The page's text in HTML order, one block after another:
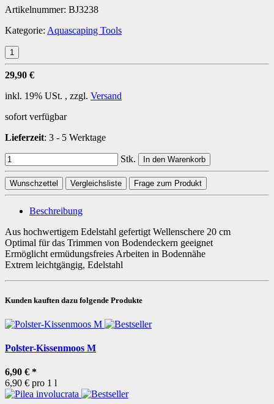
Artikelnummer: BJ3238
Kategorie: Aquascaping Tools
29,90 €
inkl. 19% USt. , zzgl. Versand
sofort verfügbar
Lieferzeit: 3 - 5 Werktage
Stk. In den Warenkorb
Wunschzettel Vergleichsliste Frage zum Produkt
Beschreibung
Aus hochwertigem Edelstahl gefertigt Wellenschere 20 cm
Optimal für das Trimmen von Bodendeckern geeignet
Ermöglicht ermüdungsfreies Arbeiten in Bodennähe
Extrem leichtgängig, Edelstahl
Kunden kauften dazu folgende Produkte
Polster-Kissenmoos M
6,90 € *
6,90 € pro 1 l